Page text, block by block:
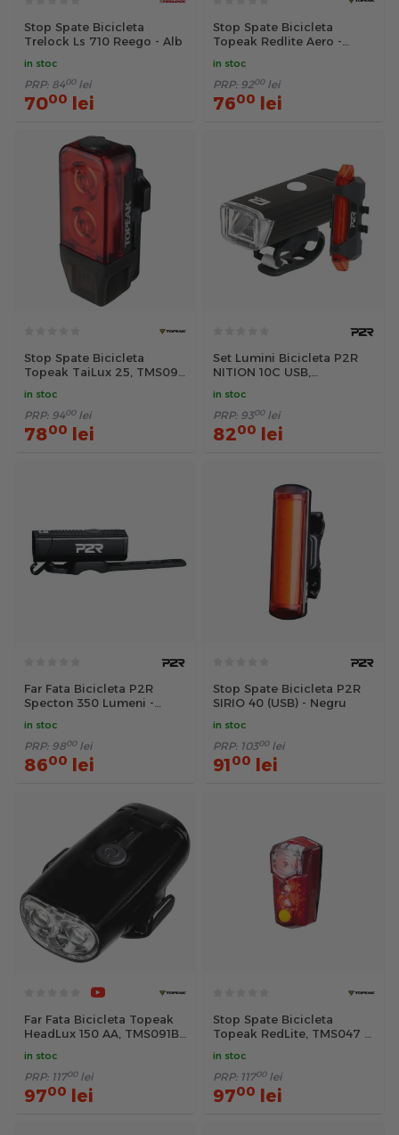
Stop Spate Bicicleta
Trelock Ls 710 Reego - Alb
in stoc
PRP: 8400 lei
7000 lei
Stop Spate Bicicleta
Topeak Redlite Aero -
in stoc
PRP: 9200 lei
7600 lei
Stop Spate Bicicleta
Topeak TaiLux 25, TMS097
in stoc
PRP: 9400 lei
7800 lei
Set Lumini Bicicleta P2R
NITION 10C USB,
in stoc
PRP: 9300 lei
8200 lei
Far Fata Bicicleta P2R
Specton 350 Lumeni -
in stoc
PRP: 9800 lei
8600 lei
Stop Spate Bicicleta P2R
SIRIO 40 (USB) - Negru
in stoc
PRP: 10300 lei
9100 lei
Far Fata Bicicleta Topeak
HeadLux 150 AA, TMS091B
in stoc
PRP: 11700 lei
9700 lei
Stop Spate Bicicleta
Topeak RedLite, TMS047 -
in stoc
PRP: 11700 lei
9700 lei